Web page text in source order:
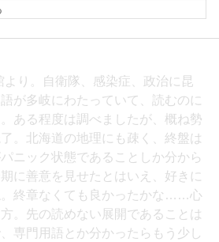
より。自衛隊、感染症、政治に昆
が多岐にわたっていて、読むのに
ある程度は調べましたが、概ね勢
。北海道の地理にも疎く、終盤は
ニック状態であることしか分から
に善意を見せたとはいえ、好きに
。終章なくても良かったかな……心
。先の読めない展開であることは
専門用語とか分かったらもう少し